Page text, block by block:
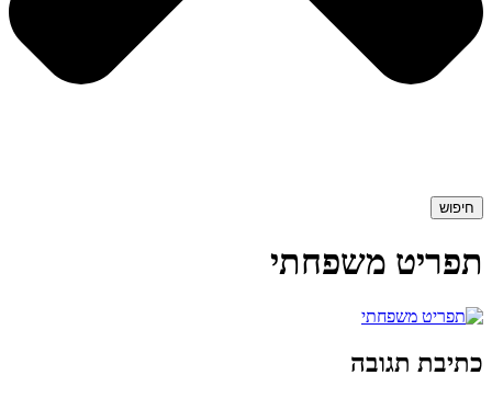
חיפוש
תפריט משפחתי
כתיבת תגובה